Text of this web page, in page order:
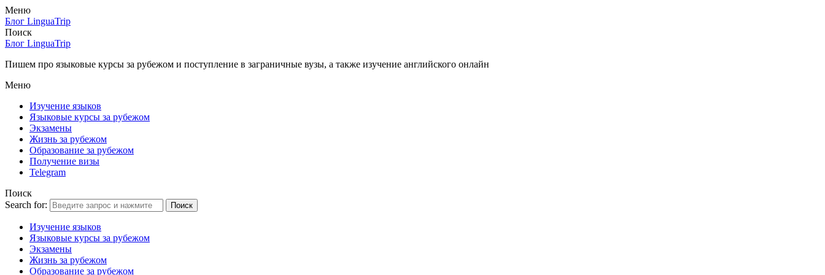
Меню
Блог LinguaTrip
Поиск
Блог LinguaTrip
Пишем про языковые курсы за рубежом и поступление в заграничные вузы, а также изучение английского онлайн
Меню
Изучение языков
Языковые курсы за рубежом
Экзамены
Жизнь за рубежом
Образование за рубежом
Получение визы
Telegram
Поиск
Search for:
Поиск
Изучение языков
Языковые курсы за рубежом
Экзамены
Жизнь за рубежом
Образование за рубежом